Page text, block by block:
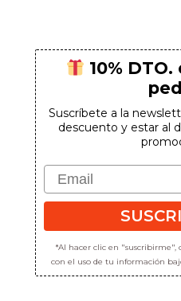
10%
Suscríbete a la
descuento y estar al
Email
*Al hacer clic en "suscribirme",
con el uso de tu información